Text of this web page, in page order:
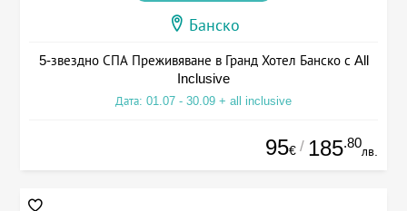
Банско
5-звездно СПА Преживяване в Гранд Хотел Банско с All
Inclusive
Дата: 01.07 - 30.09 + all inclusive
95€ / 185.80
лв.